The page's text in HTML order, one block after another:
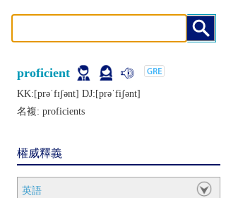
proficient
KK:[prǝˈfɪʃǝnt] DJ:[prǝˈfiʃǝnt]
名複: proficients
權威釋義
英語